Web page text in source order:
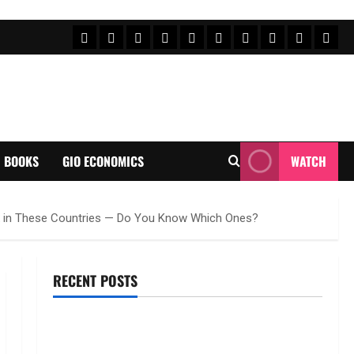
FEATURE NEWS
FINICAL PLANNING
MARKET
INVESTMENTS
NEWSINSURANCE
MUTUAL
MONEY
BOOKS
BOOKS GIO ECONOMICS WATCH
Countries — Do You Know Which Ones?
RECENT POSTS